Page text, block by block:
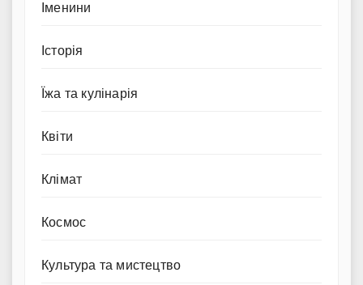
Іменини
Історія
Їжа та кулінарія
Квіти
Клімат
Космос
Культура та мистецтво